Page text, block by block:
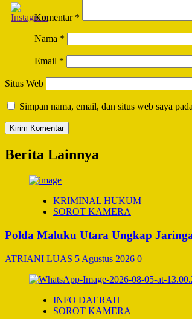
Komentar *
Nama *
Email *
Situs Web
Simpan nama, email, dan situs web saya
Berita Lainnya
KRIMINAL HUKUM
SOROT KAMERA
Polda Maluku Utara Ungkap
ATRIANI LUAS 5 Agustus 2026 0
INFO DAERAH
SOROT KAMERA